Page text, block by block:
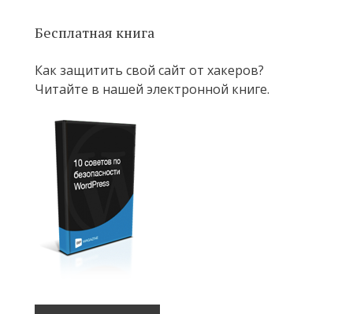
Бесплатная книга
Как защитить свой сайт от хакеров?
Читайте в нашей электронной книге.